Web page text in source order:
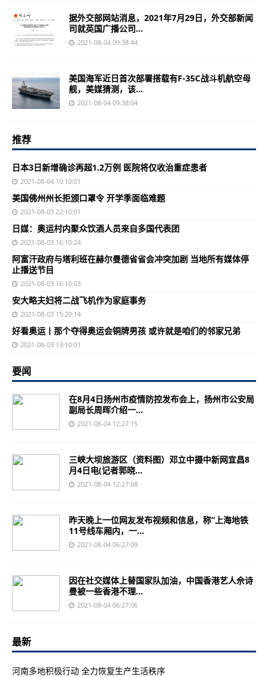
据外交部网站消息，2021年7月29日，外交部新闻
司就英国广播公司...
2021-08-04 09:38:44
美国海军近日首次部署搭载有F-35C战斗机航空母
舰，美媒猜测，该...
2021-08-04 09:38:04
推荐
日本3日新增确诊再超1.2万例 医院将仅收治重症患者
2021-08-04 10:10:01
美国佛州州长拒颁口罩令 开学季面临难题
2021-08-03 22:10:01
日媒：奥运村内聚众饮酒人员来自多国代表团
2021-08-03 16:10:24
阿富汗政府与塔利班在赫尔曼德省省会冲突加剧 当地所有媒体停
止播送节目
2021-08-03 16:10:03
安大略夫妇将二战飞机作为家庭事务
2021-08-03 15:20:14
好看奥运丨那个夺得奥运会铜牌男孩 或许就是咱们的邻家兄弟
2021-08-03 13:10:01
要闻
在8月4日扬州市疫情防控发布会上，扬州市公安局
副局长周晖介绍一...
2021-08-04 12:27:15
三峡大坝旅游区（资料图）邓立中摄中新网宜昌8
月4日电(记者郭晓...
2021-08-04 12:27:08
昨天晚上一位网友发布视频和信息，称“上海地铁
11号线车厢内，一...
2021-08-04 06:27:09
因在社交媒体上替国家队加油，中国香港艺人佘诗
曼被一些香港不理...
2021-08-04 06:27:06
最新
河南多地积极行动 全力恢复生产生活秩序